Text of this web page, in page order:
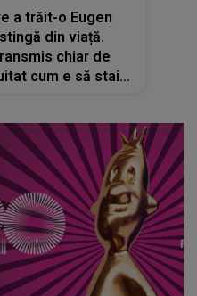
a trăit-o Eugen
din viață.
chiar de
cum e să stai